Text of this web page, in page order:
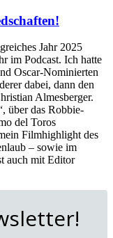
Jahr 2025
im Podcast. Ich hatte
Oscar-Nominierten
dabei, dann den
Almesberger.
über das Robbie-
del Toros
Filmhighlight des
– sowie im
auch mit Editor